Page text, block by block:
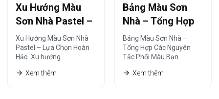
Xu Hướng Màu
Sơn Nhà Pastel –
Lựa Chọn Hoàn
Hảo
Xu Hướng Màu Sơn Nhà
Pastel – Lựa Chọn Hoàn
Hảo Xu hướng…
Xem thêm
Bảng Màu Sơn
Nhà – Tổng Hợp
Các Nguyên Tắc
Phối Màu
Bảng Màu Sơn Nhà –
Tổng Hợp Các Nguyên
Tắc Phối Màu Bạn…
Xem thêm